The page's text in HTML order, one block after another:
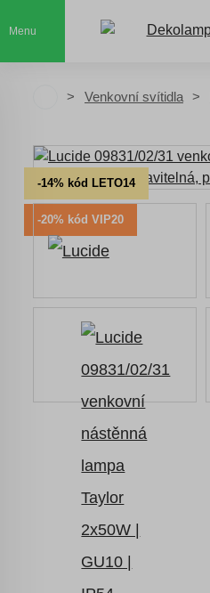
Menu
Venkovní svítidla
-14% kód LETO14
-20% kód VIP20